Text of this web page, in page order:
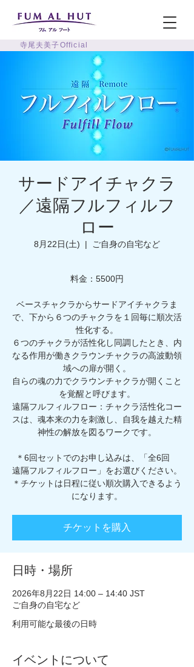
寺尾夫美子Official
サードアイチャクラ
／遠隔フルフィルフ
ロー
8月22日(土)
  |
ご自身の自宅など
料金：5500円
ベースチャクラからサードアイチャクラま
で、下から６つのチャクラを１回毎に順次活
性化する。
６つのチャクラが活性化し同調したとき、内
なる作用が働きクラウンチャクラの高波動領
域への扉が開く。
自らの魂の力でクラウンチャクラが開くこと
を覚醒と呼びます。
遠隔フルフィルフロー：チャクラ活性化コー
スは、魂本来の力を刺激し、自我を越えた精
神性の解放を図るワークです。
＊6回セットでのお申し込みは、「全6回
遠隔フルフィルフロー」をお選びください。
＊チケットは日程に従い順次購入できるよう
になります。
チケットを購入
日時・場所
2026年8月22日 14:00 – 14:40 JST
ご自身の自宅など
利用可能な最後の日時
イベントについて